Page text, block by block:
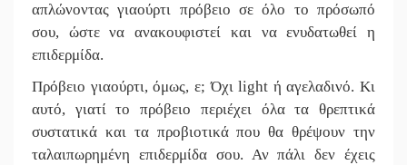
απλώνοντας γιαούρτι πρόβειο σε όλο το πρόσωπό
σου, ώστε να ανακουφιστεί και να ενυδατωθεί η
επιδερμίδα.
Πρόβειο γιαούρτι, όμως, ε; Όχι light ή αγελαδινό. Κι
αυτό, γιατί το πρόβειο περιέχει όλα τα θρεπτικά
συστατικά και τα προβιοτικά που θα θρέψουν την
ταλαιπωρημένη επιδερμίδα σου. Αν πάλι δεν έχεις